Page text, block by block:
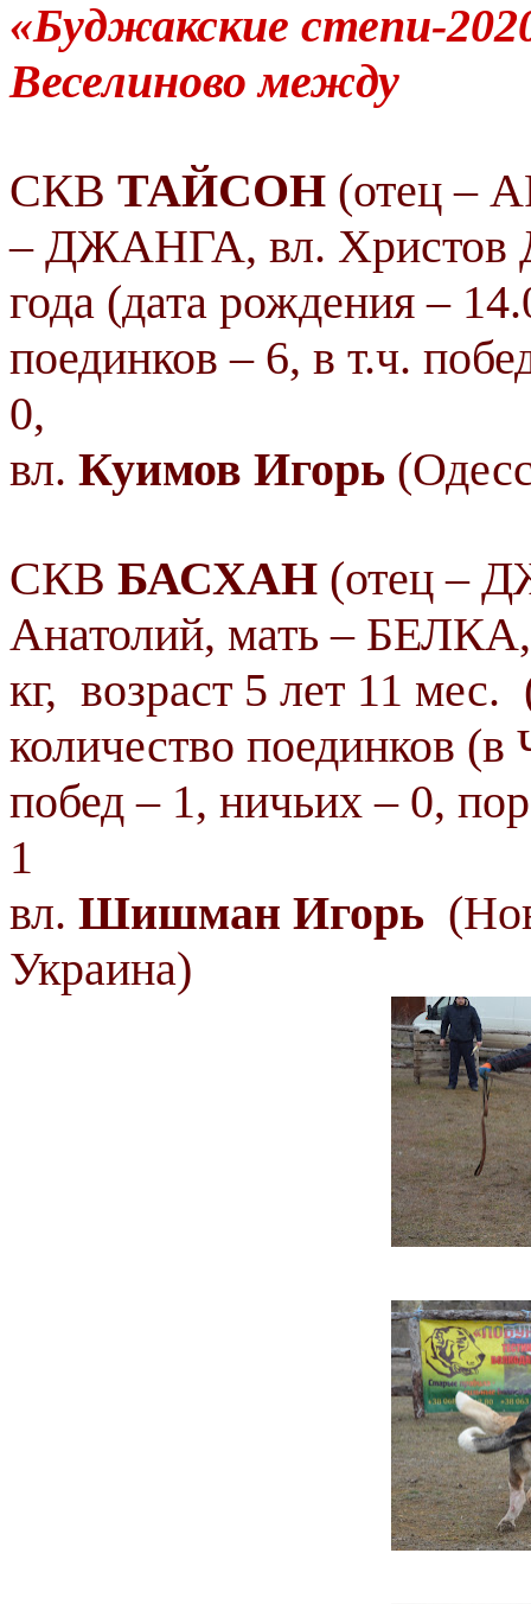
«Буджакские степи-
Веселиново между
СКВ ТАЙСОН (отец –
– ДЖАНГА, вл. Христов
года (дата рождения –
поединков – 6, в т.ч.
0,
вл. Куимов Игорь
СКВ БАСХАН (отец –
Анатолий, мать –
кг, возраст 5 лет 11
количество поединков
побед – 1, ничьих – 0,
1
вл. Шишман Игорь
Украина)